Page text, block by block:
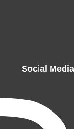
Social Media